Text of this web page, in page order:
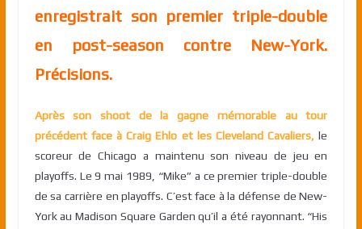
enregistrait son premier triple-double
en post-season contre New-York.
Précisions.
Après son shoot de la gagne mémorable au tour
précédent face à Craig Ehlo et les Cleveland Cavaliers, le
scoreur de Chicago a maintenu son niveau de jeu en
playoffs. Le 9 mai 1989, “Mike” a ce premier triple-double
de sa carrière en playoffs. C’est face à la défense de New-
York au Madison Square Garden qu’il a été rayonnant. “His